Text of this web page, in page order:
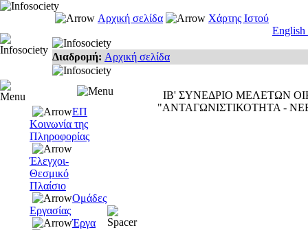
Αρχική σελίδα
Χάρτης Ιστού
English
Διαδρομή: Αρχική σελίδα
ΕΠ
Κοινωνία της
Πληροφορίας
Έλεγχοι-
Θεσμικό
Πλαίσιο
Ομάδες
Εργασίας
Έργα
ΙΒ' ΣΥΝΕΔΡΙΟ ΜΕΛΕΤΩΝ
"ΑΝΤΑΓΩΝΙΣΤΙΚΟΤΗΤΑ -